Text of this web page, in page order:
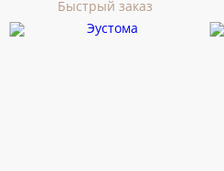
Быстрый заказ